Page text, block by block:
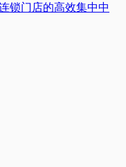
锁门店的高效集中中